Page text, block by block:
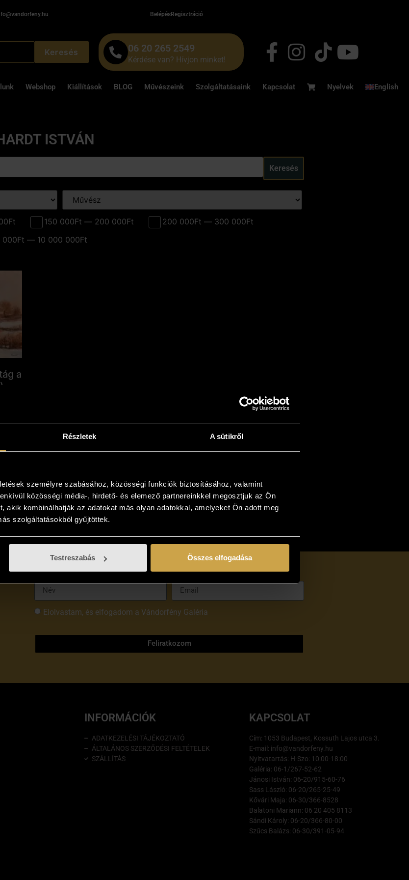
Részletek A sütikről
személyre szabásához, közösségi funkciók biztosításához, valamint
közösségi média-, hirdető- és elemező partnereinkkel megosztjuk az Ön
akik kombinálhatják az adatokat más olyan adatokkal, amelyeket Ön adott meg
szolgáltatásokból gyűjtöttek.
Testreszabás Összes elfogadása
BelépésRegisztráció
Keresés 06 20 265 2549
Kérdése van? Hívjon minket!
Webshop Kiállítások BLOG Művészeink Szolgáltatásaink Kapcsolat Nyelvek English
ISTVÁN
Keresés
150 000Ft — 200 000Ft
200 000Ft — 300 000Ft
000Ft — 10 000 000Ft
a
Elolvastam, és elfogadom a Vándorfény Galéria
Feliratkozom
INFORMÁCIÓK
ADATKEZELÉSI TÁJÉKOZTATÓ
ÁLTALÁNOS SZERZŐDÉSI FELTÉTELEK
SZÁLLÍTÁS
KAPCSOLAT
Cím: 1053 Budapest, Kossuth Lajos utca 3.
E-mail: info@vandorfeny.hu
Nyitvatartás: H-Szo: 10:00-18:00
Galéria: 06-1/267-52-62
Jánosi István: 06-20/915-60-76
Sass László: 06-20/265-25-49
Kővári Maja: 06-30/366-8528
Balatoni Mariann: 06 20 405 8113
Sándi Károly: 06-20/366-80-00
Szűcs Balázs: 06-30/391-05-94